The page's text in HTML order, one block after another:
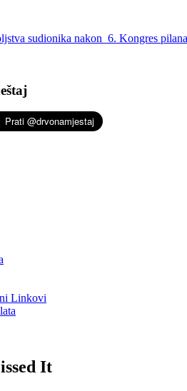
sudionika nakon 6. Kongres
Linkovi
It